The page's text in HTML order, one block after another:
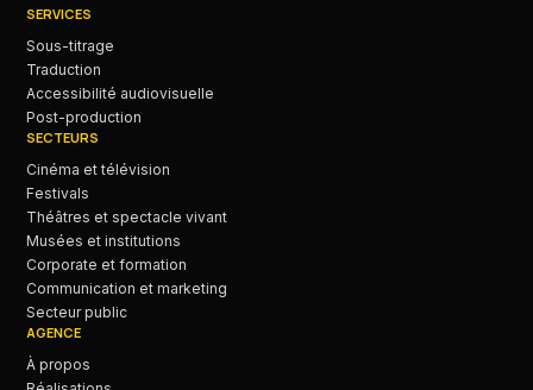
SERVICES
Sous-titrage
Traduction
Accessibilité audiovisuelle
Post-production
SECTEURS
Cinéma et télévision
Festivals
Théâtres et spectacle vivant
Musées et institutions
Corporate et formation
Communication et marketing
Secteur public
AGENCE
À propos